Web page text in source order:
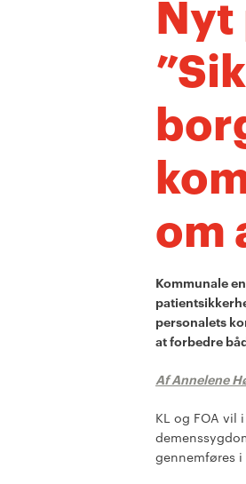
Nyt
om
Kommunale
personalets
at forbedre
Af Annelene
KL og FOA vil
gennemføres i